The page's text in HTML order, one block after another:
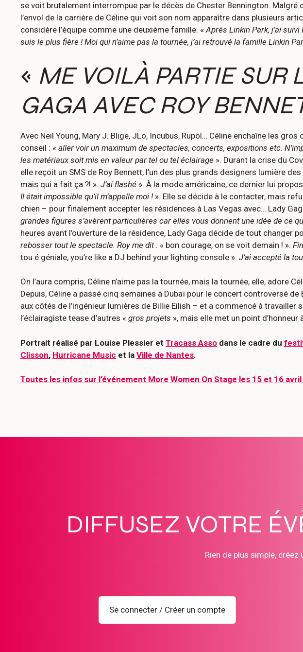
se voit brutalement interrompue par le décès de Chester Bennington.
l’envol de la carrière de Céline qui voit son nom apparaître dans plusieurs
considère l’équipe comme une deuxième famille. «Après Linkin Park, j’ai suivi
suis le plus fière ! Moi qui n’aime pas la tournée, j’ai retrouvé la famille Linkin
« ME VOILÀ PARTIE SUR
GAGA AVEC ROY
Avec Neil Young, Mary J. Blige, JLo, Incubus, Rupol… Céline enchaîne les
conseil : « aller voir un maximum de spectacles, concerts, expositions etc.
les matériaux soit mis en valeur par tel ou tel éclairage ». Durant la crise du
elle reçoit un SMS de Roy Bennett, l’un des plus grands designers lumière des
mais qui a fait ça ?! ». J’ai flashé ». À la mode américaine, ce dernier lui
Il était impossible qu’il m’appelle moi ! ». Elle se décide à le contacter, mais
chien – pour finalement accepter les résidences à Las Vegas avec… Lady
grandes figures s’avèrent particulières car elles vous donnent une idée de ce
heures avant l’ouverture de la résidence, Lady Gaga décide de tout changer
rebosser tout le spectacle. Roy me dit : « bon courage, on se voit demain ! ».
tou é géniale, you’re like a DJ behind your lighting console ». J’ai accepté la
On l’aura compris, Céline n’aime pas la tournée, mais la tournée, elle, adore
Depuis, Céline a passé cinq semaines à Dubaï pour le concert controversé
aux côtés de l’ingénieur lumières de Billie Eilish – et a commencé à travailler
l’éclairagiste tease d’autres « gros projets », mais elle met un point
Portrait réalisé par Louise Plessier et Tracass Asso dans le cadre du
Clisson, Hurricane Music et la Ville de Nantes.
Toutes les infos sur l’événement More Women On Stage les 15 et 16
DIFFUSEZ VOTRE
Rien de plus simple,
Se connecter / Créer un compte